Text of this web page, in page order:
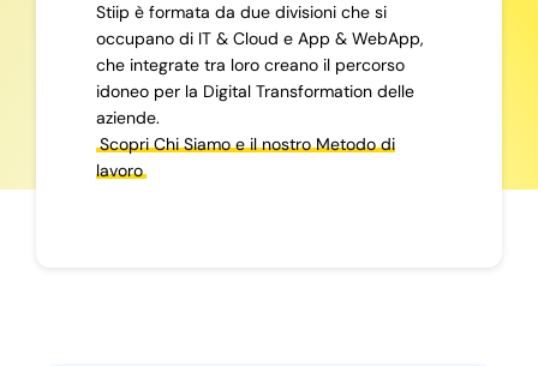
Stiip è formata da due divisioni che si
occupano di IT & Cloud e App & WebApp,
che integrate tra loro creano il percorso
idoneo per la Digital Transformation delle
aziende.
Scopri Chi Siamo e il nostro Metodo di
lavoro